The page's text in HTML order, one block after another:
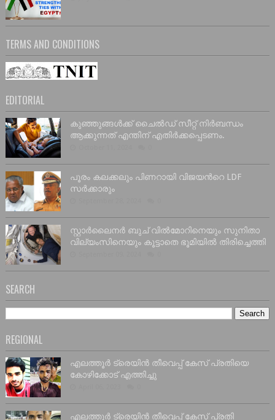
TERMS AND CONDITIONS
EDITORIAL
കുഞ്ഞുങ്ങൾക്ക് ചൈൽഡ് സീറ്റ് നിർബന്ധം
ആക്കുന്നത് എന്തിന് എതിർക്കപ്പെടണം.
പൂരം കലക്കലും പിണറായി വിജയൻറെ LDF
സർക്കാരും
സ്റ്റാർലൈനർ ബുച് വിൽമോറിനെയും സുനിതാ
വില്യംസിനെയും കൂട്ടാതെ ഭൂമിയിൽ തിരിച്ചെത്തി
SEARCH
REGIONAL
എലത്തൂർ ട്രെയിൻ തീവെപ്പ് കേസ് പ്രതിയെ
കോഴിക്കോട് എത്തിച്ചു
എലത്തൂർ ട്രെയിൻ തീവെപ്പ് കേസ് പ്രതി